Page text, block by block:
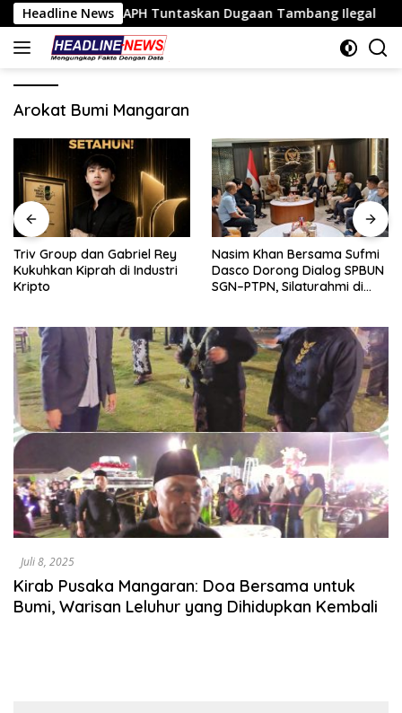
Langsung
ke
konten
Headline News
APH Tuntaskan Dugaan Tambang Ilegal Triv
Arokat Bumi Mangaran
Triv Group dan Gabriel Rey
Kukuhkan Kiprah di Industri
Kripto
Nasim Khan Bersama Sufmi
Dasco Dorong Dialog SPBUN
SGN–PTPN, Silaturahmi di
Juli 8, 2025
Kirab Pusaka Mangaran: Doa Bersama untuk
Bumi, Warisan Leluhur yang Dihidupkan Kembali